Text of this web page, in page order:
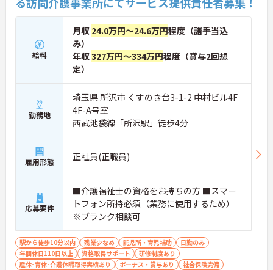
給料
月収 24.0万円～24.6万円程度（諸手当込
み）
年収327万円～334万円程度（賞与2回想
定）
勤務地
埼玉県 所沢市 くすのき台3-1-2 中村ビル4F
4F-A号室
西武池袋線「所沢駅」徒歩4分
雇用形態 正社員(正職員)
応募要件
■介護福祉士の資格をお持ちの方 ■スマー
トフォン所持必須（業務に使用するため）
※ブランク相談可
駅から徒歩10分以内 残業少なめ 託児所・育児補助
日勤のみ
年間休日110日以上
資格取得サポート
研修制度あり
産休･育休･介護休暇取得実績あり
ボーナス・賞与あり
社会保険完備